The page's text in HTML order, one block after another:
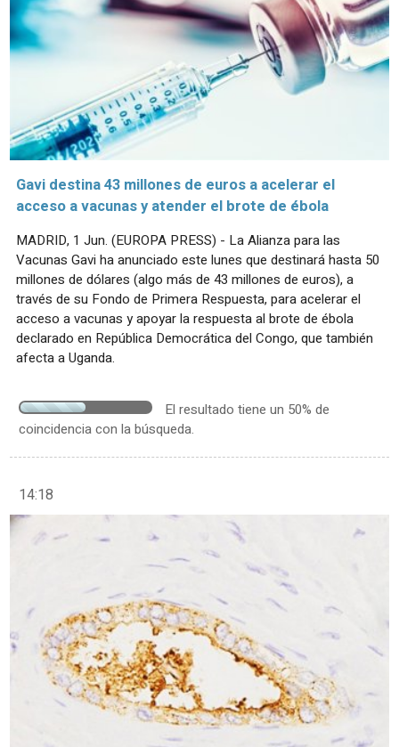
Gavi destina 43 millones de euros a acelerar el
acceso a vacunas y atender el brote de ébola
MADRID, 1 Jun. (EUROPA PRESS) - La Alianza para las
Vacunas Gavi ha anunciado este lunes que destinará hasta 50
millones de dólares (algo más de 43 millones de euros), a
través de su Fondo de Primera Respuesta, para acelerar el
acceso a vacunas y apoyar la respuesta al brote de ébola
declarado en República Democrática del Congo, que también
afecta a Uganda.
El resultado tiene un 50% de
coincidencia con la búsqueda.
14:18